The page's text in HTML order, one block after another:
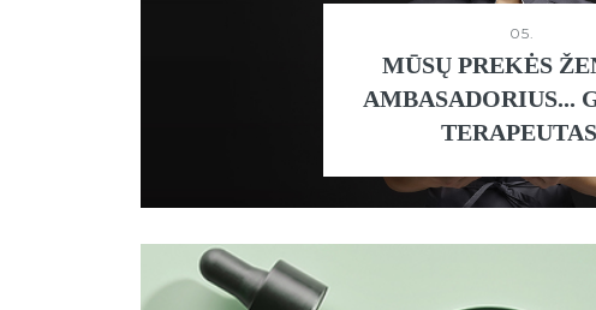
05.
MŪSŲ PREKĖS
AMBASADORIUS...